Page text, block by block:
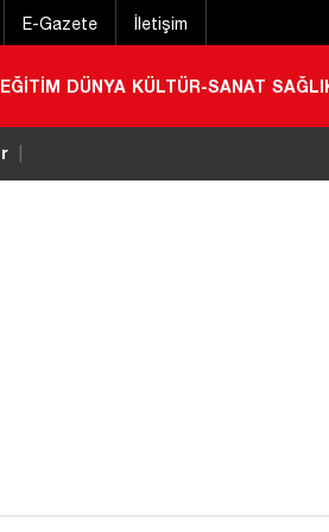
E-Gazete İletişim
EĞİTİM DÜNYA KÜLTÜR-SANAT